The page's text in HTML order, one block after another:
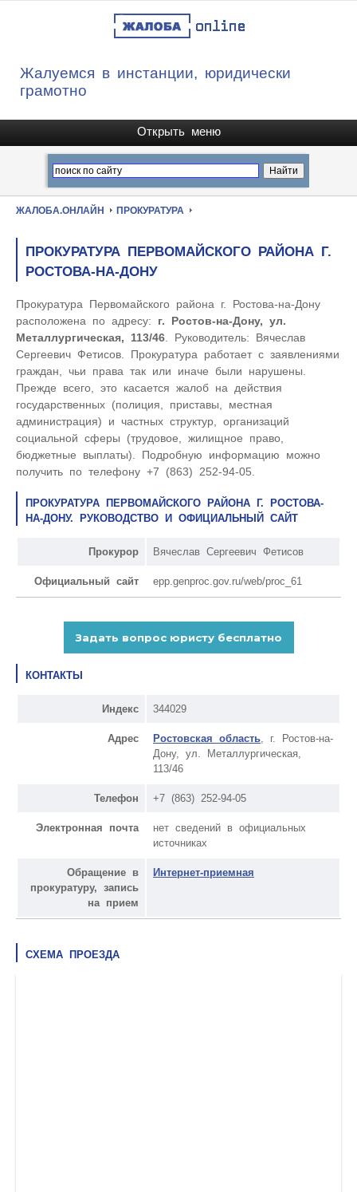
Жалуемся в инстанции, юридически
грамотно
ЖАЛОБА.ОНЛАЙН ПРОКУРАТУРА
ПРОКУРАТУРА ПЕРВОМАЙСКОГО РАЙОНА Г.
РОСТОВА-НА-ДОНУ
Прокуратура Первомайского района г. Ростова-на-Дону
расположена по адресу: г. Ростов-на-Дону, ул.
Металлургическая, 113/46 . Руководитель: Вячеслав
Сергеевич Фетисов. Прокуратура работает с заявлениями
граждан, чьи права так или иначе были нарушены.
Прежде всего, это касается жалоб на действия
государственных (полиция, приставы, местная
администрация) и частных структур, организаций
социальной сферы (трудовое, жилищное право,
бюджетные выплаты). Подробную информацию можно
получить по телефону +7 (863) 252-94-05.
ПРОКУРАТУРА ПЕРВОМАЙСКОГО РАЙОНА Г. РОСТОВА-
НА-ДОНУ. РУКОВОДСТВО И ОФИЦИАЛЬНЫЙ САЙТ
Прокурор Вячеслав Сергеевич Фетисов
Официальный сайт epp.genproc.gov.ru/web/proc_61
КОНТАКТЫ
Индекс 344029
Адрес Ростовская область , г. Ростов-на-
Дону, ул. Металлургическая,
113/46
Телефон +7 (863) 252-94-05
Электронная почта
нет сведений в официальных
источниках
Обращение в
прокуратуру, запись
на прием
Интернет-приемная
СХЕМА ПРОЕЗДА